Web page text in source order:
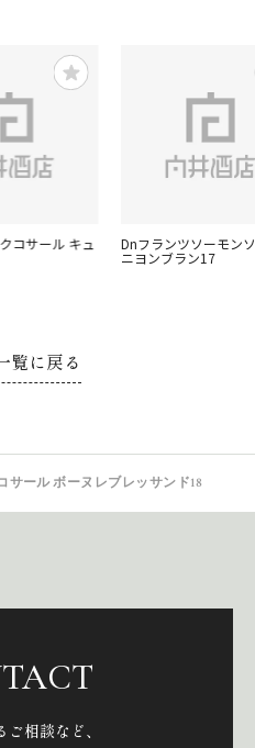
コサール キュ Dnフランツソーモン
ニヨンブラン17
覧に戻る
サール ボーヌレブレッサンド18
相談など、